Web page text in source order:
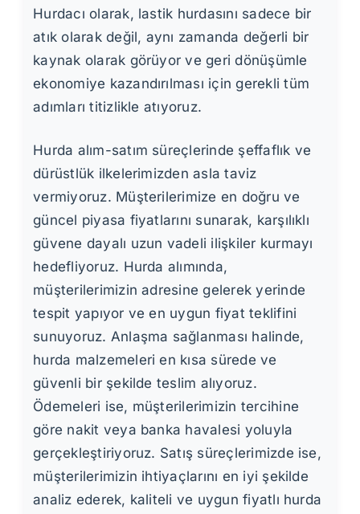
Hurdacı olarak, lastik hurdasını sadece bir
atık olarak değil, aynı zamanda değerli bir
kaynak olarak görüyor ve geri dönüşümle
ekonomiye kazandırılması için gerekli tüm
adımları titizlikle atıyoruz.
Hurda alım-satım süreçlerinde şeffaflık ve
dürüstlük ilkelerimizden asla taviz
vermiyoruz. Müşterilerimize en doğru ve
güncel piyasa fiyatlarını sunarak, karşılıklı
güvene dayalı uzun vadeli ilişkiler kurmayı
hedefliyoruz. Hurda alımında,
müşterilerimizin adresine gelerek yerinde
tespit yapıyor ve en uygun fiyat teklifini
sunuyoruz. Anlaşma sağlanması halinde,
hurda malzemeleri en kısa sürede ve
güvenli bir şekilde teslim alıyoruz.
Ödemeleri ise, müşterilerimizin tercihine
göre nakit veya banka havalesi yoluyla
gerçekleştiriyoruz. Satış süreçlerimizde ise,
müşterilerimizin ihtiyaçlarını en iyi şekilde
analiz ederek, kaliteli ve uygun fiyatlı hurda